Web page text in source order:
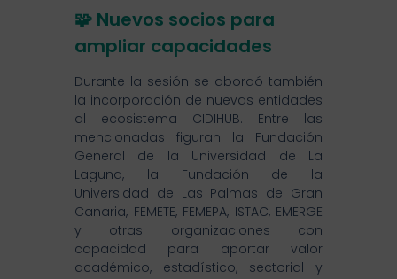
🧩 Nuevos socios para
ampliar capacidades
Durante la sesión se abordó también
la incorporación de nuevas entidades
al ecosistema CIDIHUB. Entre las
mencionadas figuran la Fundación
General de la Universidad de La
Laguna, la Fundación de la
Universidad de Las Palmas de Gran
Canaria, FEMETE, FEMEPA, ISTAC, EMERGE
y otras organizaciones con
capacidad para aportar valor
académico, estadístico, sectorial y